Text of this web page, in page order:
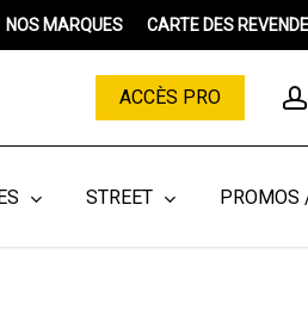
NOS MARQUES CARTE DES
ACCÈS PRO
STREET PROMOS